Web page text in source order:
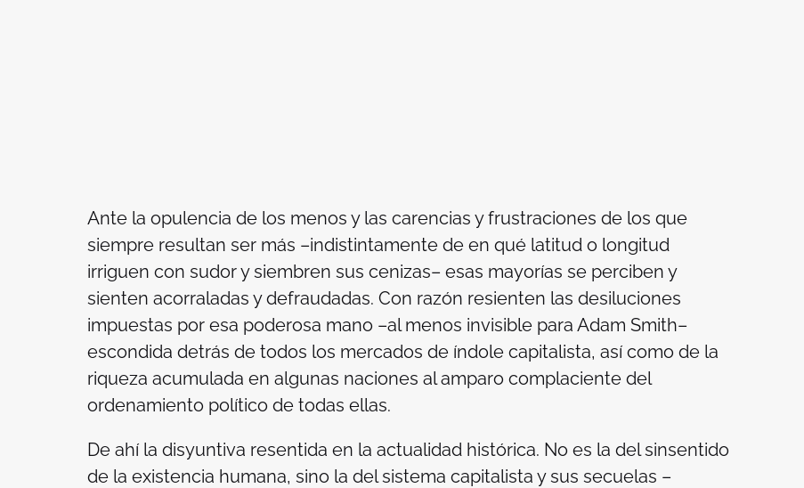
Ante la opulencia de los menos y las carencias y frustraciones de los que
siempre resultan ser más –indistintamente de en qué latitud o longitud
irriguen con sudor y siembren sus cenizas– esas mayorías se perciben y
sienten acorraladas y defraudadas. Con razón resienten las desiluciones
impuestas por esa poderosa mano –al menos invisible para Adam Smith–
escondida detrás de todos los mercados de índole capitalista, así como de la
riqueza acumulada en algunas naciones al amparo complaciente del
ordenamiento político de todas ellas.
De ahí la disyuntiva resentida en la actualidad histórica. No es la del sinsentido
de la existencia humana, sino la del sistema capitalista y sus secuelas –